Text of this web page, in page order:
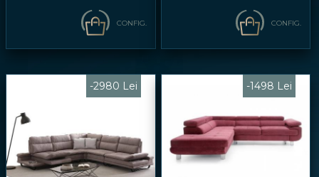
CONFIG. CONFIG.
-2980 Lei -1498 Lei